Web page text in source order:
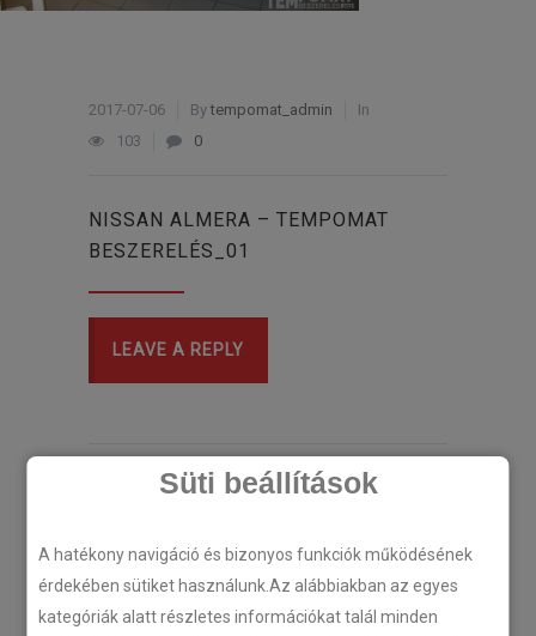
Süti beállítások
A hatékony navigáció és bizonyos funkciók működésének
érdekében sütiket használunk.Az alábbiakban az egyes
kategóriák alatt részletes információkat talál minden
2017-07-06 Bytempomat_admin
In
103
0
NISSAN ALMERA – TEMPOMAT
BESZERELÉS_01
LEAVE A REPLY
LEGÚJABB CIKKEK